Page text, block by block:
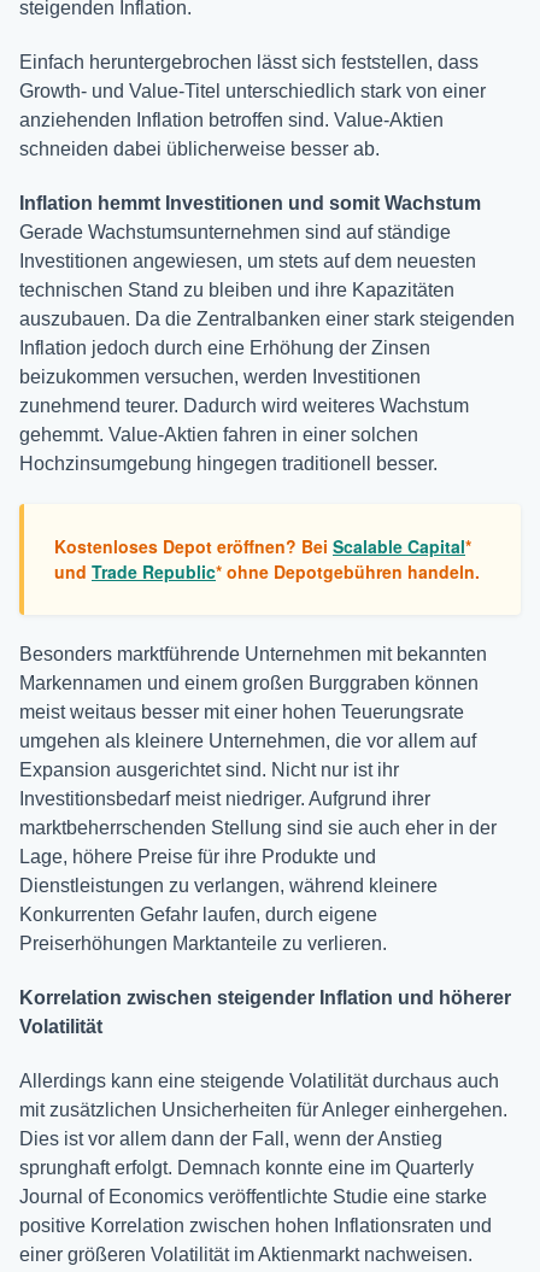
steigenden Inflation.
Einfach heruntergebrochen lässt sich feststellen, dass
Growth- und Value-Titel unterschiedlich stark von einer
anziehenden Inflation betroffen sind. Value-Aktien
schneiden dabei üblicherweise besser ab.
Inflation hemmt Investitionen und somit Wachstum
Gerade Wachstumsunternehmen sind auf ständige
Investitionen angewiesen, um stets auf dem neuesten
technischen Stand zu bleiben und ihre Kapazitäten
auszubauen. Da die Zentralbanken einer stark steigenden
Inflation jedoch durch eine Erhöhung der Zinsen
beizukommen versuchen, werden Investitionen
zunehmend teurer. Dadurch wird weiteres Wachstum
gehemmt. Value-Aktien fahren in einer solchen
Hochzinsumgebung hingegen traditionell besser.
Kostenloses Depot eröffnen? Bei Scalable Capital*
und Trade Republic* ohne Depotgebühren handeln.
Besonders marktführende Unternehmen mit bekannten
Markennamen und einem großen Burggraben können
meist weitaus besser mit einer hohen Teuerungsrate
umgehen als kleinere Unternehmen, die vor allem auf
Expansion ausgerichtet sind. Nicht nur ist ihr
Investitionsbedarf meist niedriger. Aufgrund ihrer
marktbeherrschenden Stellung sind sie auch eher in der
Lage, höhere Preise für ihre Produkte und
Dienstleistungen zu verlangen, während kleinere
Konkurrenten Gefahr laufen, durch eigene
Preiserhöhungen Marktanteile zu verlieren.
Korrelation zwischen steigender Inflation und höherer
Volatilität
Allerdings kann eine steigende Volatilität durchaus auch
mit zusätzlichen Unsicherheiten für Anleger einhergehen.
Dies ist vor allem dann der Fall, wenn der Anstieg
sprunghaft erfolgt. Demnach konnte eine im Quarterly
Journal of Economics veröffentlichte Studie eine starke
positive Korrelation zwischen hohen Inflationsraten und
einer größeren Volatilität im Aktienmarkt nachweisen.